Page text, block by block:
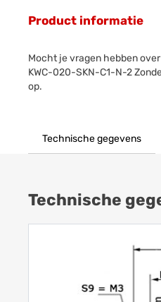
Product informatie
Mocht je vragen hebben
KWC-020-SKN-C1-N-2
op.
Technische gegevens
Technische